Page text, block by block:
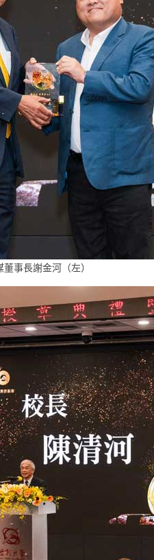
事長謝金河（左）